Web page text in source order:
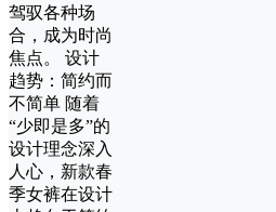
驾驭各种场
合，成为时尚
焦点。 设计
趋势：简约而
不简单 随着
“少即是多”的
设计理念深入
人心，新款春
季女裤在设计